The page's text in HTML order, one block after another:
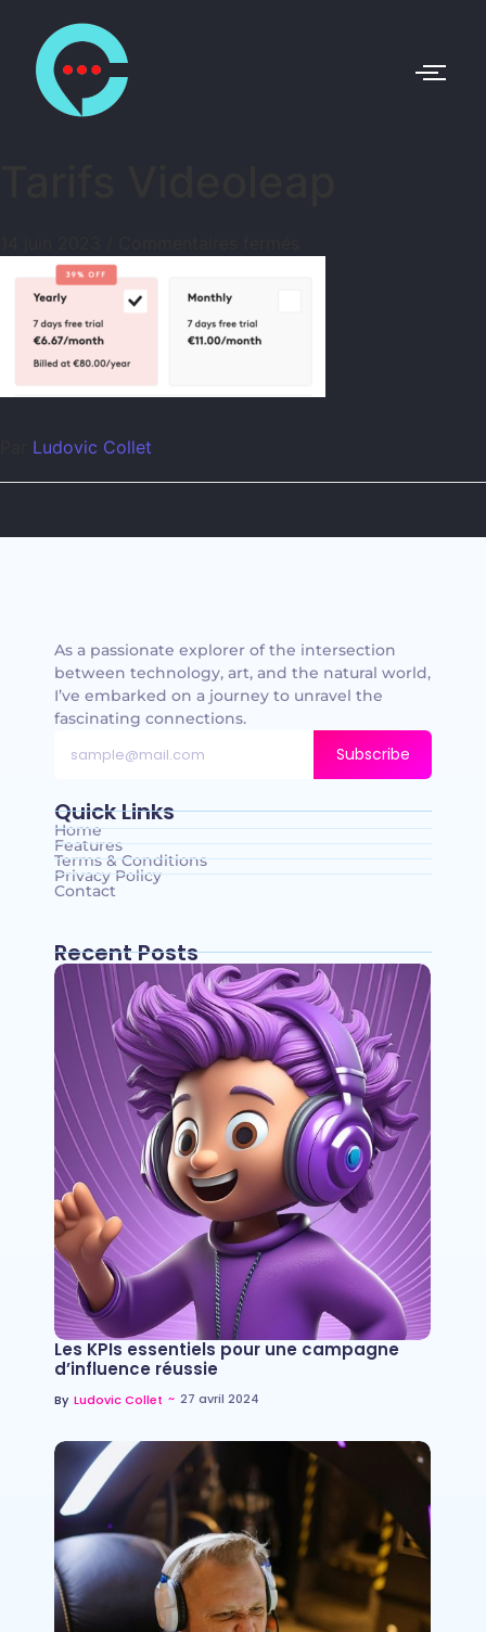
Ludovic Collet
As a passionate explorer of the intersection
between technology, art, and the natural world,
I’ve embarked on a journey to unravel the
fascinating connections.
Subscribe
Quick Links
Home
Features
Terms & Conditions
Privacy Policy
Contact
Recent Posts
Les KPIs essentiels pour une campagne
d’influence réussie
By Ludovic Collet ~ 27 avril 2024